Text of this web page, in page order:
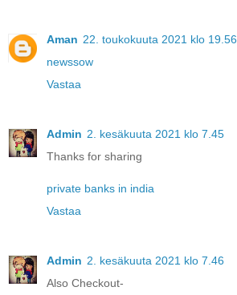
Aman 22. toukokuuta 2021 klo 19.56
newssow
Vastaa
Admin 2. kesäkuuta 2021 klo 7.45
Thanks for sharing
private banks in india
Vastaa
Admin 2. kesäkuuta 2021 klo 7.46
Also Checkout-